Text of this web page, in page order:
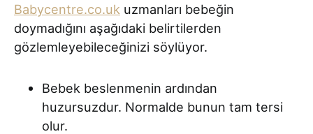
Babycentre.co.uk uzmanları bebeğin
doymadığını aşağıdaki belirtilerden
gözlemleyebileceğinizi söylüyor.
Bebek beslenmenin ardından
huzursuzdur. Normalde bunun tam tersi
olur.